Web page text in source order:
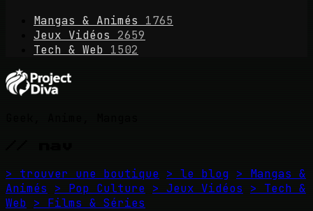
Mangas & Animés
1765
Jeux Vidéos
2659
Tech & Web 1502
> trouver une boutique > le blog > Mangas &
Animés
> Pop Culture > Jeux Vidéos
> Tech &
Web > Films & Séries